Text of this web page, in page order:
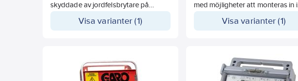
skyddade av jordfelsbrytare på
av glasklar plast. Försedd med
Inkommande: 5-pol/400V 32A 1 st
Visa varianter (1)
med möjligheter att monteras in i
uförande är även anpassat för
Visa varianter (1)